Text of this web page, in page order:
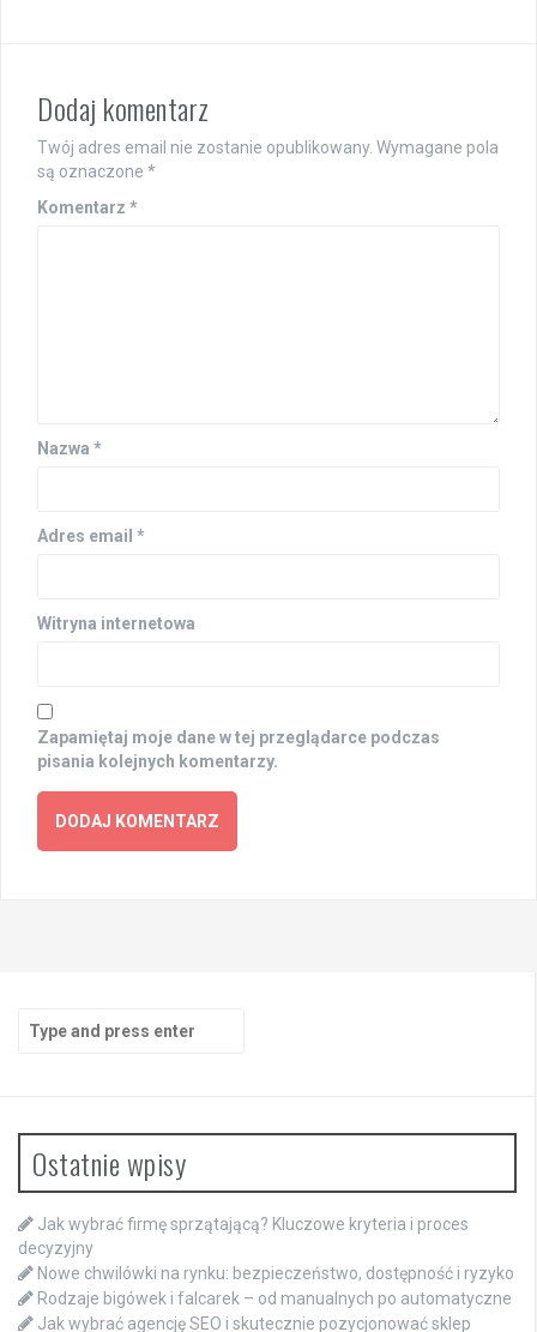
Dodaj komentarz
Twój adres email nie zostanie opublikowany. Wymagane pola
są oznaczone *
Komentarz *
Nazwa *
Adres email *
Witryna internetowa
Zapamiętaj moje dane w tej przeglądarce podczas
pisania kolejnych komentarzy.
for:
Ostatnie wpisy
Jak wybrać firmę sprzątającą? Kluczowe kryteria i proces
decyzyjny
Nowe chwilówki na rynku: bezpieczeństwo, dostępność i ryzyko
Rodzaje bigówek i falcarek – od manualnych po automatyczne
Jak wybrać agencję SEO i skutecznie pozycjonować sklep